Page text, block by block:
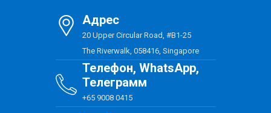
Адрес
20 Upper Circular Road, #B1-25
The Riverwalk, 058416, Singapore
Телефон, WhatsApp,
Телеграмм
+65 9008 0415